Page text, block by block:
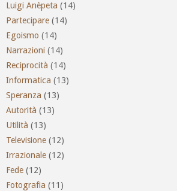
Luigi Anèpeta (14)
Partecipare (14)
Egoismo (14)
Narrazioni (14)
Reciprocità (14)
Informatica (13)
Speranza (13)
Autorità (13)
Utilità (13)
Televisione (12)
Irrazionale (12)
Fede (12)
Fotografia (11)